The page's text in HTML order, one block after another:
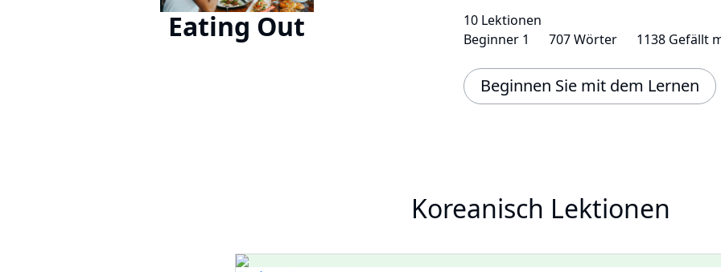
Eating Out
10 Lektionen
Beginner 1
707 Wörter 1138 Gefällt
Beginnen Sie mit dem Lernen
Koreanisch Lektionen